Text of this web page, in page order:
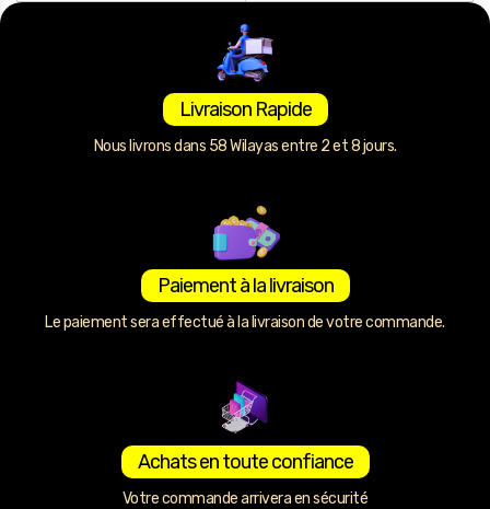
Livraison Rapide
Nous livrons dans 58 Wilayas entre 2 et 8 jours.
Paiement à la livraison
Le paiement sera effectué à la livraison de votre commande.
Achats en toute confiance
Votre commande arrivera en sécurité